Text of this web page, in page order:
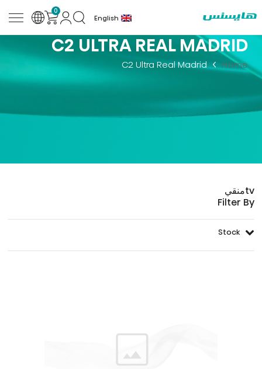
English
0
C2 ULTRA REAL MADRID
Home
C2 Ultra Real Madrid
tvمنقي
Filter By
Stock